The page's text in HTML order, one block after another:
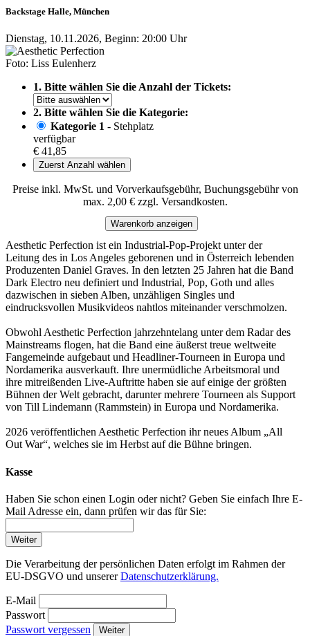
Backstage Halle, München
Dienstag, 10.11.2026, Beginn: 20:00 Uhr
Foto: Liss Eulenherz
1. Bitte wählen Sie die Anzahl der Tickets:
2. Bitte wählen Sie die Kategorie:
Kategorie 1 - Stehplatz
verfügbar
€ 41,85
Zuerst Anzahl wählen
Preise inkl. MwSt. und Vorverkaufsgebühr, Buchungsgebühr von
max. 2,00 € zzgl. Versandkosten.
Warenkorb anzeigen
Aesthetic Perfection ist ein Industrial-Pop-Projekt unter der
Leitung des in Los Angeles geborenen und in Österreich lebenden
Produzenten Daniel Graves. In den letzten 25 Jahren hat die Band
Dark Electro neu definiert und Industrial, Pop, Goth und alles
dazwischen in sieben Alben, unzähligen Singles und
eindrucksvollen Musikvideos nahtlos miteinander verschmolzen.
Obwohl Aesthetic Perfection jahrzehntelang unter dem Radar des
Mainstreams flogen, hat die Band eine äußerst treue weltweite
Fangemeinde aufgebaut und Headliner-Tourneen in Europa und
Nordamerika ausverkauft. Ihre unermüdliche Arbeitsmoral und
ihre mitreißenden Live-Auftritte haben sie auf einige der größten
Bühnen der Welt gebracht, darunter mehrere Tourneen als Support
von Till Lindemann (Rammstein) in Europa und Nordamerika.
2026 veröffentlichen Aesthetic Perfection ihr neues Album „All
Out War“, welches sie im Herbst auf die Bühne bringen.
Kasse
Haben Sie schon einen Login oder nicht? Geben Sie einfach Ihre E-
Mail Adresse ein, dann prüfen wir das für Sie:
Weiter
Die Verarbeitung der persönlichen Daten erfolgt im Rahmen der
EU-DSGVO und unsererDatenschutzerklärung.
E-Mail
Passwort
Passwort vergessen
Weiter